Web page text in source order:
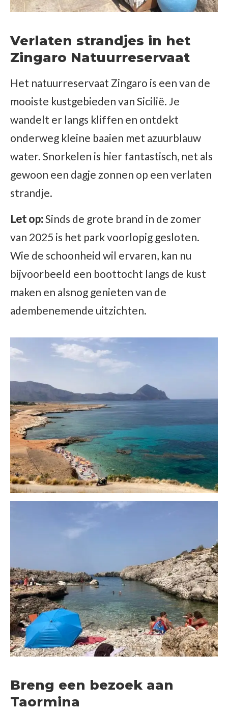
Verlaten strandjes in het
Zingaro Natuurreservaat
Het natuurreservaat Zingaro is een van de
mooiste kustgebieden van Sicilië. Je
wandelt er langs kliffen en ontdekt
onderweg kleine baaien met azuurblauw
water. Snorkelen is hier fantastisch, net als
gewoon een dagje zonnen op een verlaten
strandje.
Let op:Sinds de grote brand in de zomer
van 2025 is het park voorlopig gesloten.
Wie de schoonheid wil ervaren, kan nu
bijvoorbeeld een boottocht langs de kust
maken en alsnog genieten van de
adembenemende uitzichten.
Breng een bezoek aan
Taormina